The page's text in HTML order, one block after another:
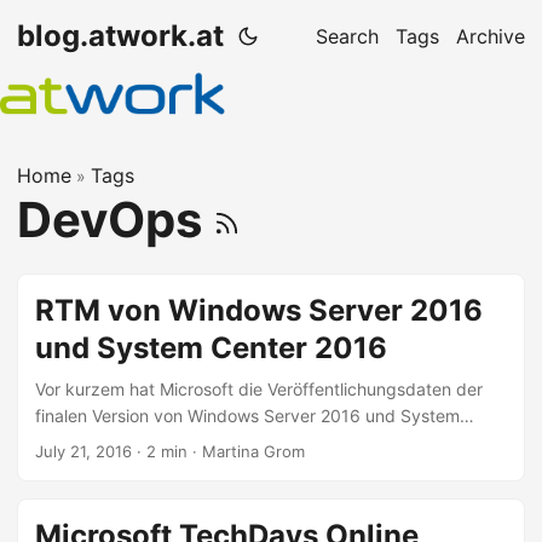
blog.atwork.at Search Tags Archive
Home » Tags
DevOps
RTM von Windows Server 2016
und System Center 2016
Vor kurzem hat Microsoft die Veröffentlichungsdaten der
finalen Version von Windows Server 2016 und System
Center 2016 bekanntgegeben. Die RTM-Versionen werden
Blogartikeln in System Center 2016 to launch in September
July 21, 2016 · 2 min · Martina Grom